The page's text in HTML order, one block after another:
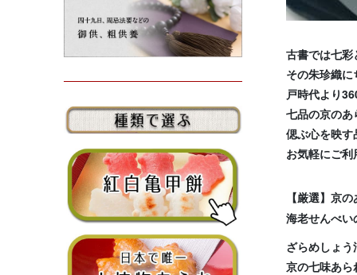
古書では七
その朱珍織
戸時代より
七品の京の
偲ぶ心を映
お気軽にご
【厳選】京
海老せんべい
ざらめしょう
京の七味あら